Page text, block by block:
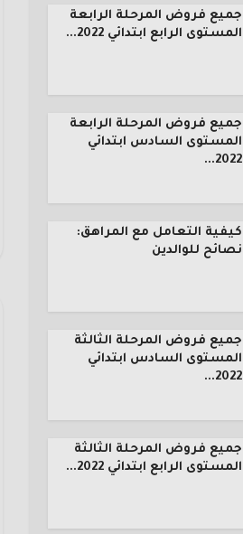
جميع فروض المرحلة الرابعة
المستوى الرابع ابتدائي 2022...
جميع فروض المرحلة الرابعة
المستوى السادس ابتدائي
2022...
كيفية التعامل مع المراهق:
نصائح للوالدين
جميع فروض المرحلة الثالثة
المستوى السادس ابتدائي
2022...
جميع فروض المرحلة الثالثة
المستوى الرابع ابتدائي 2022...